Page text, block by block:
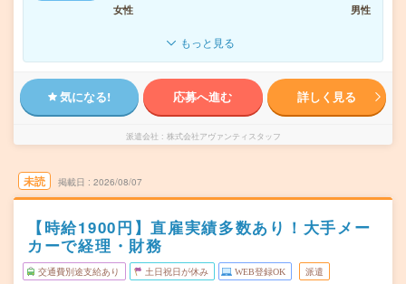
女性
男性
もっと見る
気になる! 応募へ進む 詳しく見る
派遣会社 株式会社アヴァンティスタッフ
未読 掲載日 2026/08/07
【時給1900円】直雇実績多数あり！大手メー
カーで経理・財務
交通費別途支給あり 土日祝日が休み WEB登録OK 派遣